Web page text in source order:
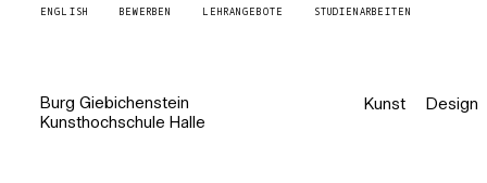
ENGLISH BEWERBEN LEHRANGEBOTE STUDIENARBEITEN
Burg Giebichenstein
Kunsthochschule Halle
Kunst Design